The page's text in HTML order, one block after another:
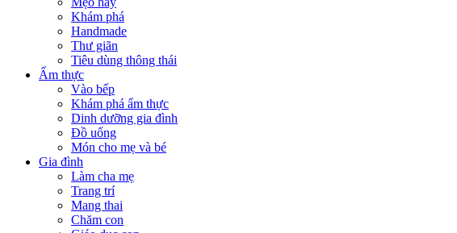
Khám phá
Handmade
Thư giãn
Tiêu dùng thông thái
Ẩm thực
Vào bếp
Khám phá ẩm thực
Dinh dưỡng gia đình
Đồ uống
Món cho mẹ và bé
Gia đình
Làm cha mẹ
Trang trí
Mang thai
Chăm con